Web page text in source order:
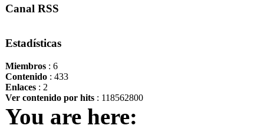
Canal RSS
Estadísticas
Miembros: 6
Contenido: 433
Enlaces: 2
Ver contenido por hits: 118562800
You are here: